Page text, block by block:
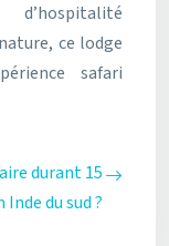
ce lodge
safari
durant 15
Inde du sud ?